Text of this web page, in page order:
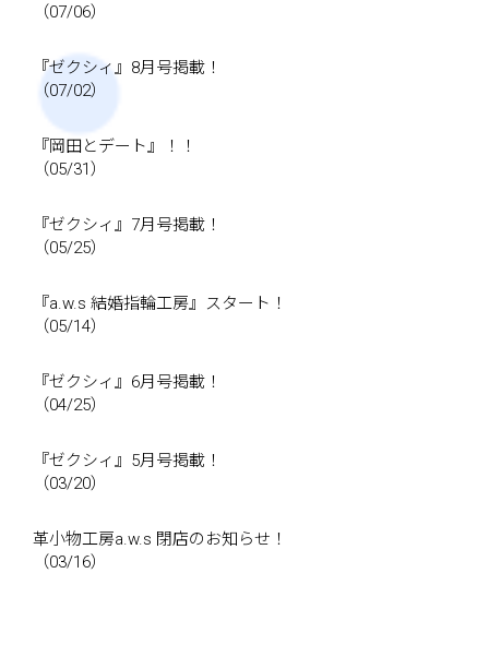
（07/06）
『ゼクシィ』8月号掲載！
（07/02）
『岡田とデート』！！
（05/31）
『ゼクシィ』7月号掲載！
（05/25）
『a.w.s 結婚指輪工房』スタート！
（05/14）
『ゼクシィ』6月号掲載！
（04/25）
『ゼクシィ』5月号掲載！
（03/20）
革小物工房a.w.s 閉店のお知らせ！
（03/16）